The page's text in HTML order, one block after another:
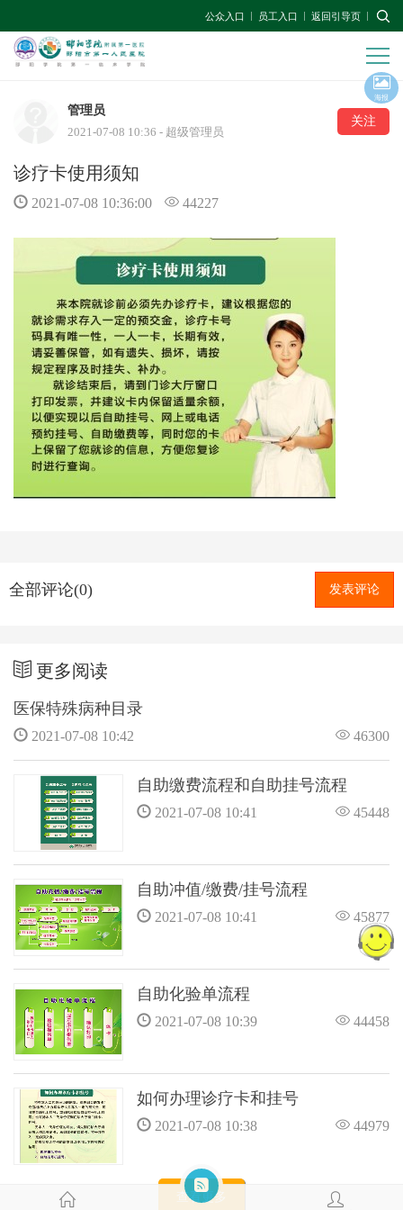
公众入口 员工入口 返回引导页
管理员
2021-07-08 10:36 - 超级管理员
关注
诊疗卡使用须知
2021-07-08 10:36:00 44227
全部评论(0) 发表评论
更多阅读
医保特殊病种目录
2021-07-08 10:42 46300
自助缴费流程和自助挂号流程
2021-07-08 10:41 45448
自助冲值/缴费/挂号流程
2021-07-08 10:41 45877
自助化验单流程
2021-07-08 10:39 44458
如何办理诊疗卡和挂号
2021-07-08 10:38 44979
查看更多
海报